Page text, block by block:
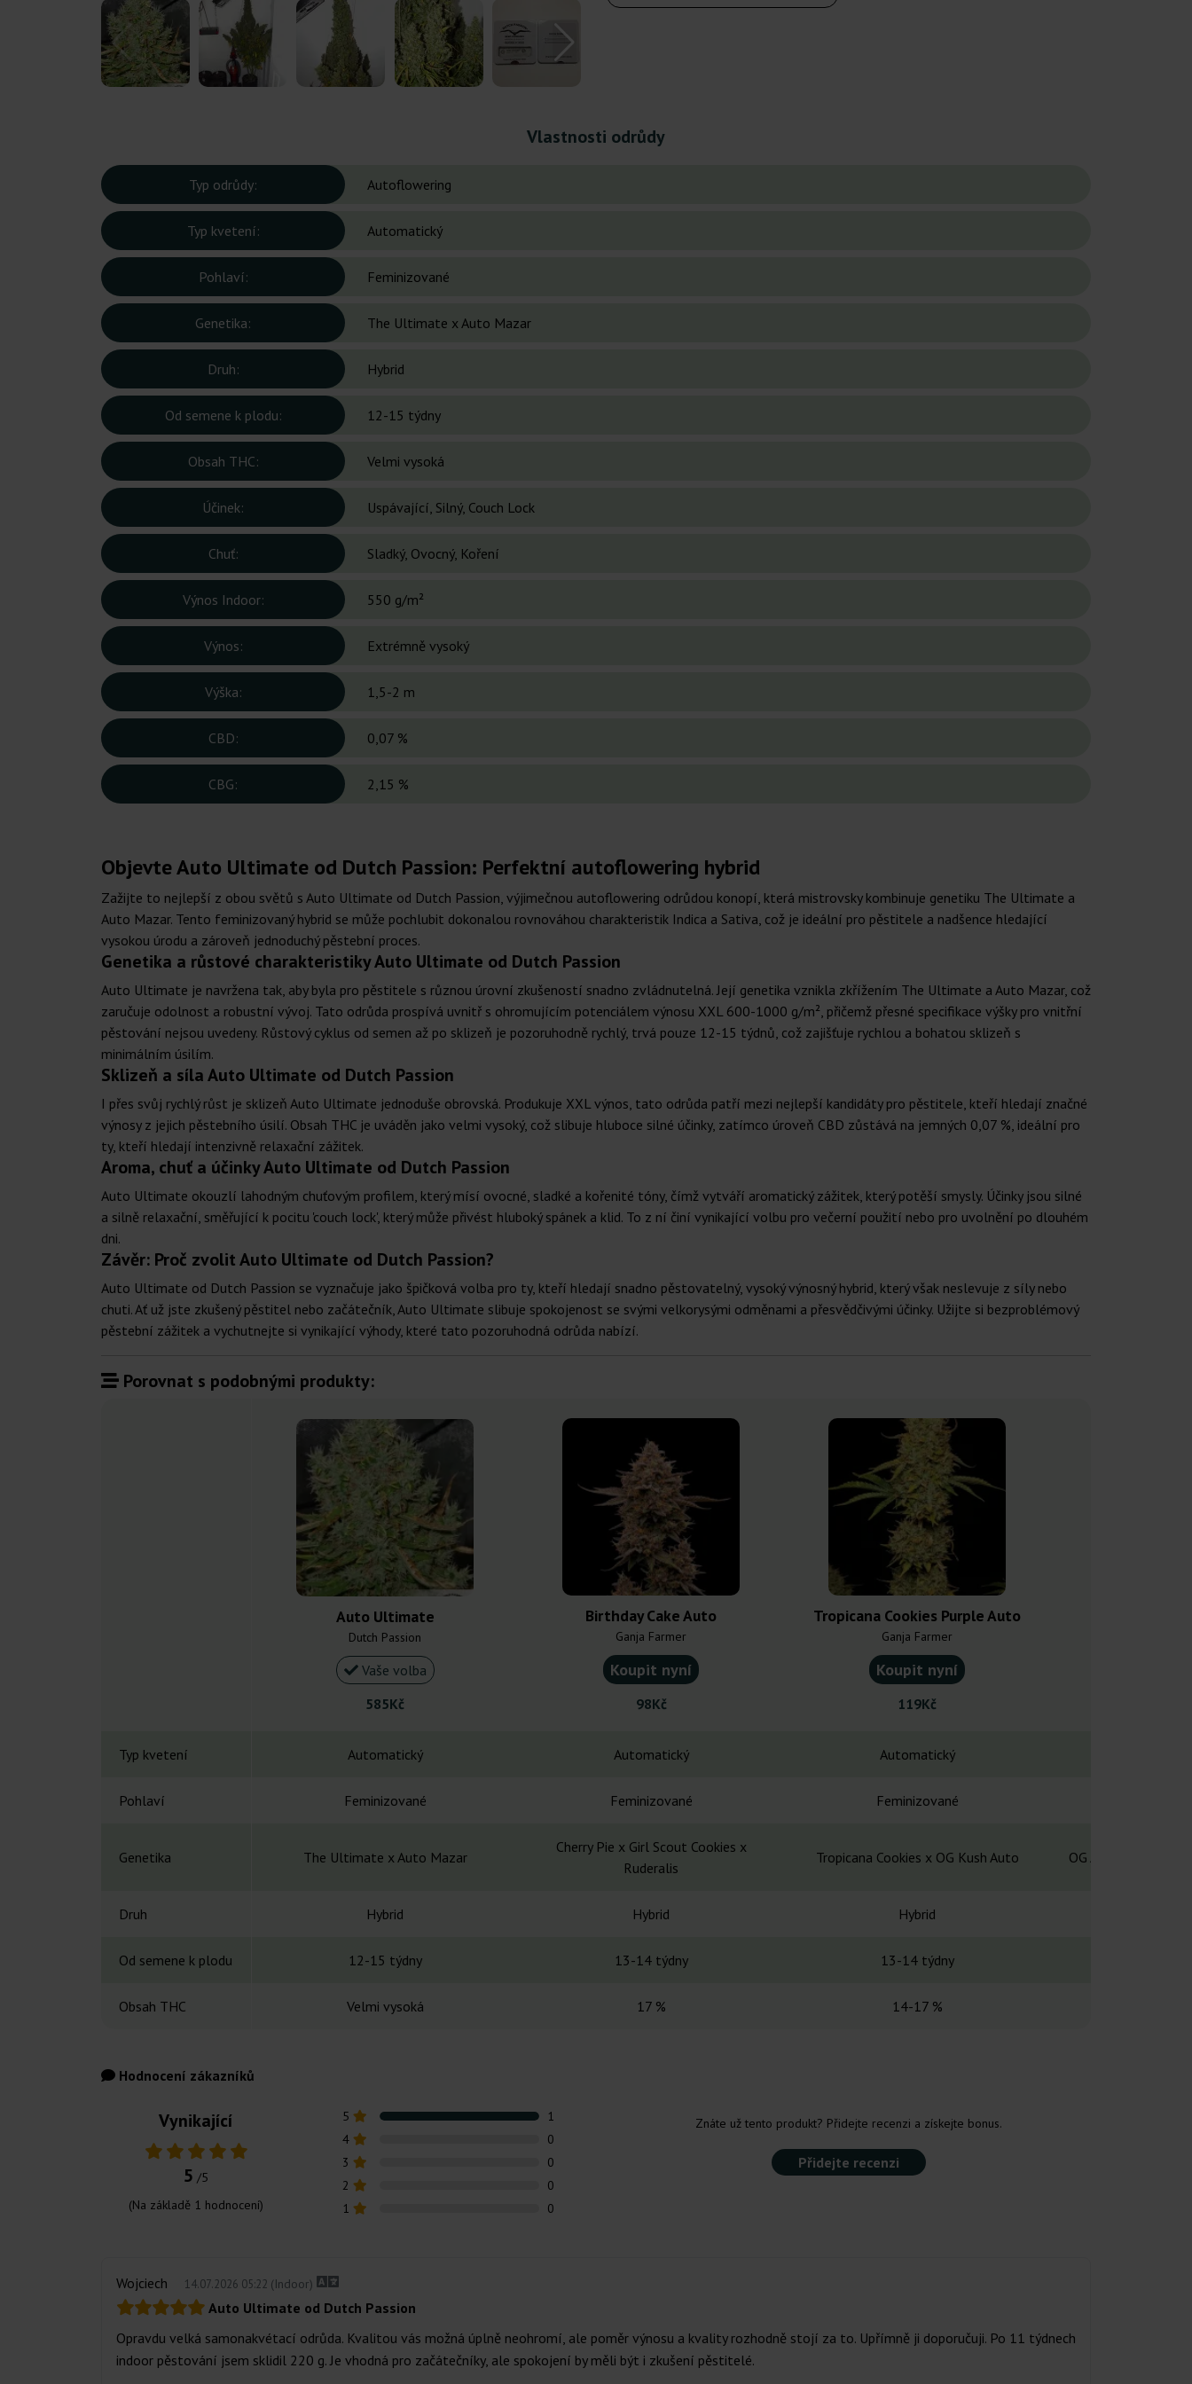
Vlastnosti odrůdy
Typ odrůdy: Autoflowering
Typ kvetení: Automatický
Pohlaví: Feminizované
Genetika: The Ultimate x Auto Mazar
Druh: Hybrid
Od semene k plodu: 12-15 týdny
Obsah THC: Velmi vysoká
Účinek: Uspávající, Silný, Couch Lock
Chuť: Sladký, Ovocný, Koření
Výnos Indoor: 550 g/m²
Výnos: Extrémně vysoký
Výška: 1,5-2 m
CBD: 0,07 %
CBG: 2,15 %
Objevte Auto Ultimate od Dutch Passion: Perfektní autoflowering hybrid
Zažijte to nejlepší z obou světů s Auto Ultimate od Dutch Passion, výjimečnou autoflowering odrůdou konopí, která mistrovsky kombinuje genetiku The Ultimate a
Auto Mazar. Tento feminizovaný hybrid se může pochlubit dokonalou rovnováhou charakteristik Indica a Sativa, což je ideální pro pěstitele a nadšence hledající
vysokou úrodu a zároveň jednoduchý pěstební proces.
Genetika a růstové charakteristiky Auto Ultimate od Dutch Passion
Auto Ultimate je navržena tak, aby byla pro pěstitele s různou úrovní zkušeností snadno zvládnutelná. Její genetika vznikla zkřížením The Ultimate a Auto Mazar, což
zaručuje odolnost a robustní vývoj. Tato odrůda prospívá uvnitř s ohromujícím potenciálem výnosu XXL 600-1000 g/m², přičemž přesné specifikace výšky pro vnitřní
pěstování nejsou uvedeny. Růstový cyklus od semen až po sklizeň je pozoruhodně rychlý, trvá pouze 12-15 týdnů, což zajišťuje rychlou a bohatou sklizeň s
minimálním úsilím.
Sklizeň a síla Auto Ultimate od Dutch Passion
I přes svůj rychlý růst je sklizeň Auto Ultimate jednoduše obrovská. Produkuje XXL výnos, tato odrůda patří mezi nejlepší kandidáty pro pěstitele, kteří hledají značné
výnosy z jejich pěstebního úsilí. Obsah THC je uváděn jako velmi vysoký, což slibuje hluboce silné účinky, zatímco úroveň CBD zůstává na jemných 0,07 %, ideální pro
ty, kteří hledají intenzivně relaxační zážitek.
Aroma, chuť a účinky Auto Ultimate od Dutch Passion
Auto Ultimate okouzlí lahodným chuťovým profilem, který mísí ovocné, sladké a kořenité tóny, čímž vytváří aromatický zážitek, který potěší smysly. Účinky jsou silné
a silně relaxační, směřující k pocitu 'couch lock', který může přivést hluboký spánek a klid. To z ní činí vynikající volbu pro večerní použití nebo pro uvolnění po dlouhém
dni.
Závěr: Proč zvolit Auto Ultimate od Dutch Passion?
Auto Ultimate od Dutch Passion se vyznačuje jako špičková volba pro ty, kteří hledají snadno pěstovatelný, vysoký výnosný hybrid, který však neslevuje z síly nebo
chuti. Ať už jste zkušený pěstitel nebo začátečník, Auto Ultimate slibuje spokojenost se svými velkorysými odměnami a přesvědčivými účinky. Užijte si bezproblémový
pěstební zážitek a vychutnejte si vynikající výhody, které tato pozoruhodná odrůda nabízí.
Porovnat s podobnými produkty:
Auto Ultimate
Dutch Passion
Vaše volba
585Kč
Birthday Cake Auto
Ganja Farmer
Koupit nyní
98Kč
Tropicana Cookies Purple Auto
Ganja Farmer
Koupit nyní
119Kč
Typ kvetení Automatický Automatický Automatický
Pohlaví Feminizované Feminizované Feminizované
Genetika The Ultimate x Auto Mazar
Cherry Pie x Girl Scout Cookies x
Ruderalis
Tropicana Cookies x OG Kush Auto OG Autoflower ×
Druh Hybrid Hybrid Hybrid
Od semene k plodu 12-15 týdny 13-14 týdny 13-14 týdny
Obsah THC Velmi vysoká 17 % 14-17 %
Hodnocení zákazníků
Vynikající
5 /5
(Na základě 1 hodnocení)
5
1
4
0
3
0
2
0
1
0
Znáte už tento produkt? Přidejte recenzi a získejte bonus.
Přidejte recenzi
Wojciech 14.07.2026 05:22 (Indoor)
Auto Ultimate od Dutch Passion
Opravdu velká samonakvétací odrůda. Kvalitou vás možná úplně neohromí, ale poměr výnosu a kvality rozhodně stojí za to. Upřímně ji doporučuji. Po 11 týdnech
indoor pěstování jsem sklidil 220 g. Je vhodná pro začátečníky, ale spokojení by měli být i zkušení pěstitelé.